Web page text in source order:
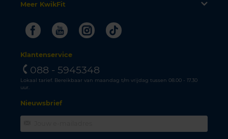
Meer KwikFit
FacebookYoutubeInstagram
Tiktok
Klantenservice
088 - 5945348
Lokaal tarief. Bereikbaar van maandag t/m vrijdag tussen 08.00 - 17.30
uur.
Nieuwsbrief